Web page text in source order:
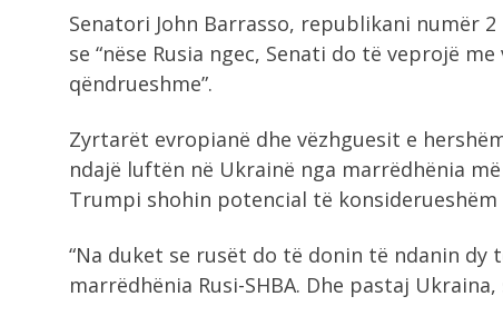
Senatori John Barrasso, republikani numër
se “nëse Rusia ngec, Senati do të veprojë
qëndrueshme”.
Zyrtarët evropianë dhe vëzhguesit e
ndajë luftën në Ukrainë nga marrëdhënia
Trumpi shohin potencial të
“Na duket se rusët do të donin të ndanin dy
marrëdhënia Rusi-SHBA. Dhe pastaj